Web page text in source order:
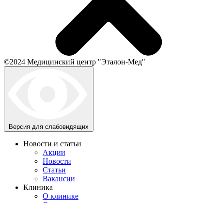
©2024 Медицинский центр "Эталон-Мед"
Версия для слабовидящих
Новости и статьи
Акции
Новости
Статьи
Вакансии
Клиника
О клинике